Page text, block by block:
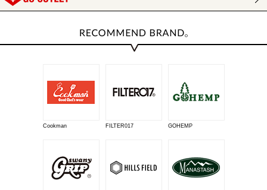
Cookman FILTER017 GOHEMP